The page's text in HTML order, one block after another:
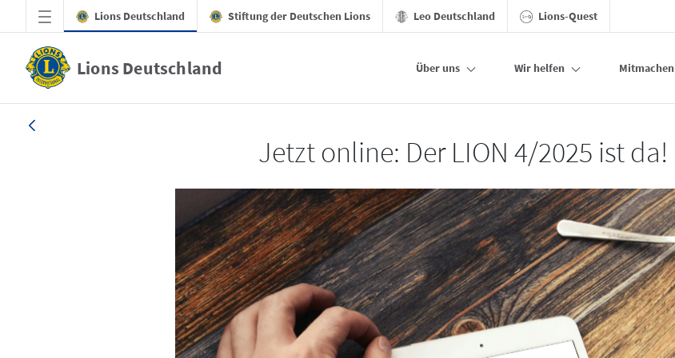
Zum Hauptinhalt springen
Lions Deutschland Stiftung der Deutschen Lions Leo Deutschland Lions-Quest
Lions Deutschland Über uns Wir helfen Mitmachen
Jetzt online: Der LION 4/2025 ist da!